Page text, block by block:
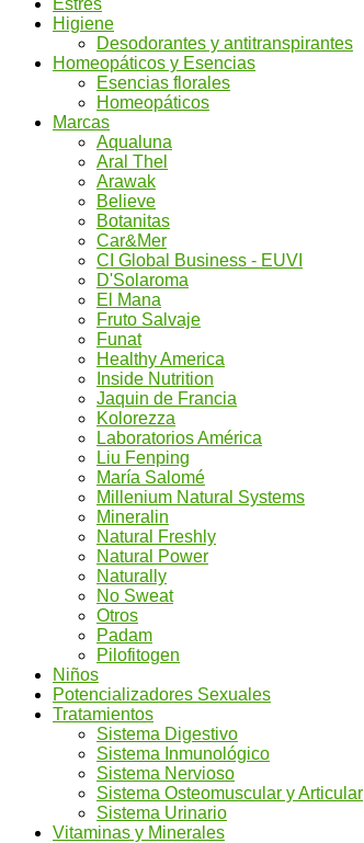
Higiene
Desodorantes y antitranspirantes
Homeopáticos y Esencias
Esencias florales
Homeopáticos
Marcas
Aqualuna
Aral Thel
Arawak
Believe
Botanitas
Car&Mer
CI Global Business - EUVI
D'Solaroma
El Mana
Fruto Salvaje
Funat
Healthy America
Inside Nutrition
Jaquin de Francia
Kolorezza
Laboratorios América
Liu Fenping
María Salomé
Millenium Natural Systems
Mineralin
Natural Freshly
Natural Power
Naturally
No Sweat
Otros
Padam
Pilofitogen
Niños
Potencializadores Sexuales
Tratamientos
Sistema Digestivo
Sistema Inmunológico
Sistema Nervioso
Sistema Osteomuscular y Articular
Sistema Urinario
Vitaminas y Minerales